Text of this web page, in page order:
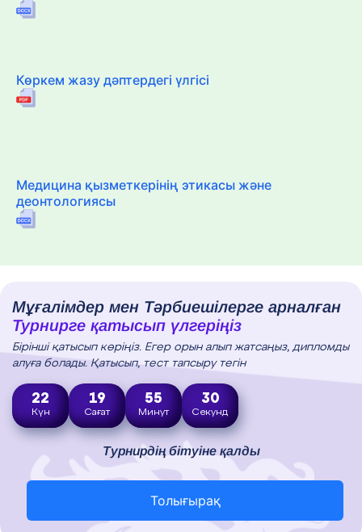
Көркем жазу дәптердегі үлгісі
Медицина қызметкерінің этикасы және
деонтологиясы
Мұғалімдер мен Тәрбиешілерге арналған
Турнирге қатысып үлгеріңіз
Бірінші қатысып көріңіз. Егер орын алып жатсаңыз, дипломды
алуға болады. Қатысып, тест тапсыру тегін
22
Күн
19
Сағат
55
Минут
28
Секунд
Турнирдің бітуіне қалды
Толығырақ